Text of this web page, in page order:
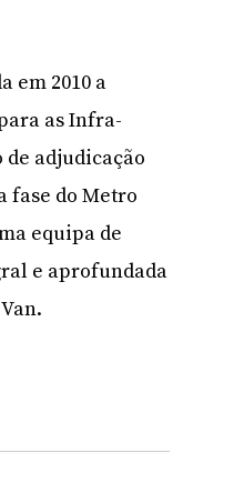
em 2010 a
as Infra-
adjudicação
fase do Metro
equipa de
e aprofundada